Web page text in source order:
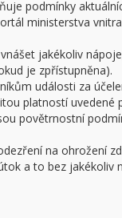
podmínky
ministerstva
jakékoliv
je zpřístupněna).
události za
platností
povětrnostní
na ohrožení
a to bez jakékoliv